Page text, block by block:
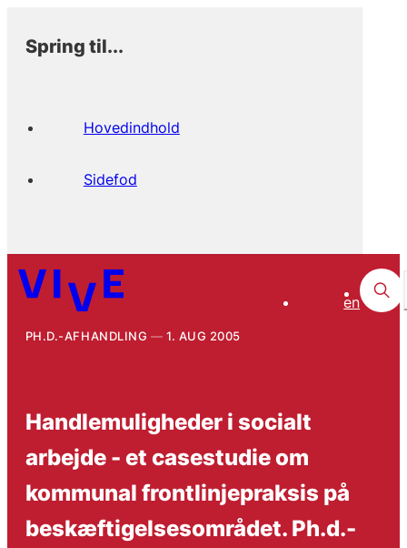
Spring til...
Hovedindhold
Sidefod
en
PH.D.-AFHANDLING 1. AUG 2005
Handlemuligheder i socialt
arbejde - et casestudie om
kommunal frontlinjepraksis på
beskæftigelsesområdet. Ph.d.-